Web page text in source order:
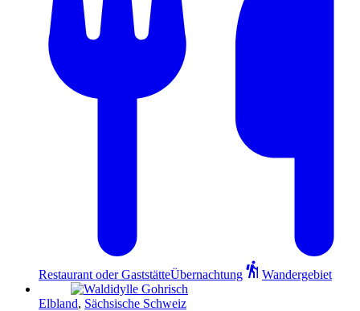
Restaurant oder GaststätteÜbernachtung Wandergebiet
Elbland, Sächsische Schweiz